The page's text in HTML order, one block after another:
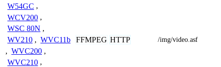
W54GC ,
WCV200 ,
WSC 80N ,
WV210 , WVC11b
, WVC200 ,
WVC210 ,
FFMPEG HTTP /img/video.asf